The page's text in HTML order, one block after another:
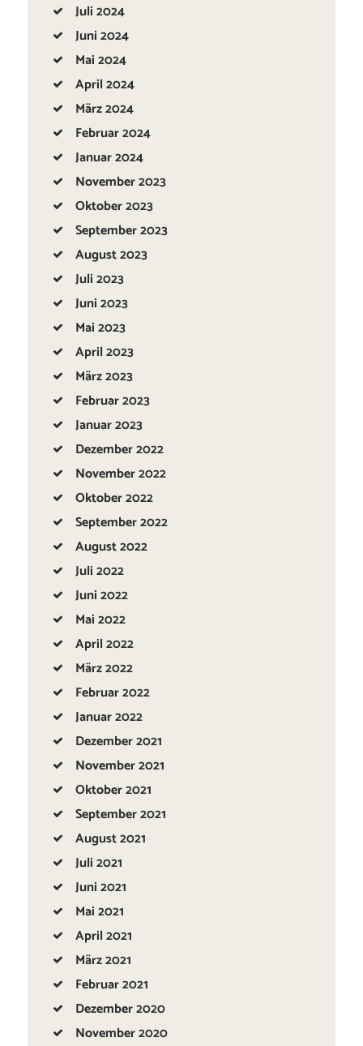
Juli2024
Juni2024
Mai2024
April2024
März2024
Februar2024
Januar2024
November2023
Oktober2023
September2023
August2023
Juli2023
Juni2023
Mai2023
April2023
März2023
Februar2023
Januar2023
Dezember2022
November2022
Oktober2022
September2022
August2022
Juli2022
Juni2022
Mai2022
April2022
März2022
Februar2022
Januar2022
Dezember2021
November2021
Oktober2021
September2021
August2021
Juli2021
Juni2021
Mai2021
April2021
März2021
Februar2021
Dezember2020
November2020